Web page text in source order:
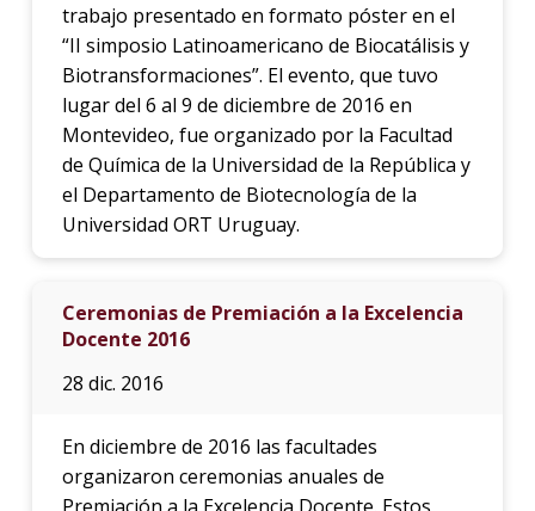
trabajo presentado en formato póster en el
“II simposio Latinoamericano de Biocatálisis y
Biotransformaciones”. El evento, que tuvo
lugar del 6 al 9 de diciembre de 2016 en
Montevideo, fue organizado por la Facultad
de Química de la Universidad de la República y
el Departamento de Biotecnología de la
Universidad ORT Uruguay.
Ceremonias de Premiación a la Excelencia
Docente 2016
28 dic. 2016
En diciembre de 2016 las facultades
organizaron ceremonias anuales de